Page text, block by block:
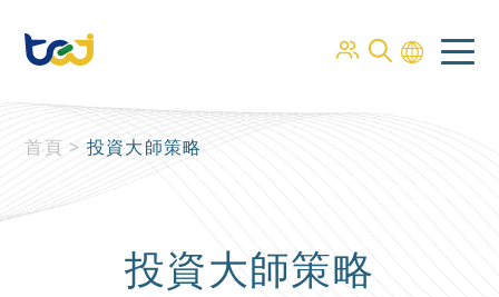
首頁 > 投資大師策略
投資大師策略